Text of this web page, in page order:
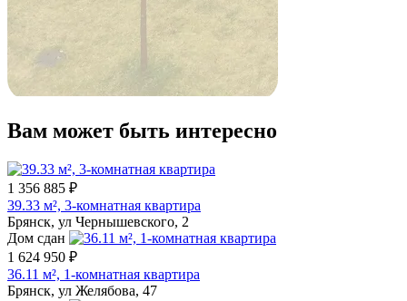
Вам может быть интересно
1 356 885 ₽
39.33 м², 3-комнатная квартира
Брянск, ул Чернышевского, 2
Дом сдан
1 624 950 ₽
36.11 м², 1-комнатная квартира
Брянск, ул Желябова, 47